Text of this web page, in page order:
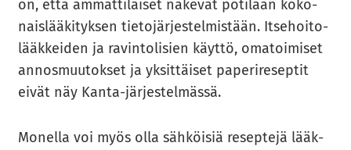
on, että am­mat­ti­lai­set nä­ke­vät po­ti­laan ko­ko­
nais­lää­ki­tyk­sen tie­to­jär­jes­tel­mis­tään. It­se­hoi­to­
lääk­kei­den ja ra­vin­to­li­sien käyt­tö, oma­toi­mi­set
an­nos­muu­tok­set ja yk­sit­täi­set pa­pe­ri­re­sep­tit
eivät näy Kanta-​järjestelmässä.
Mo­nel­la voi myös olla säh­köi­siä re­sep­te­jä lääk­